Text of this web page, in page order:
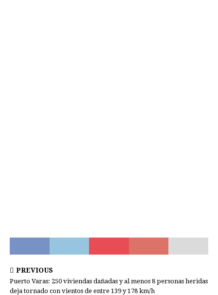
PREVIOUS
Puerto Varas: 250 viviendas dañadas y al menos 8 personas heridas
deja tornado con vientos de entre 139 y 178 km/h